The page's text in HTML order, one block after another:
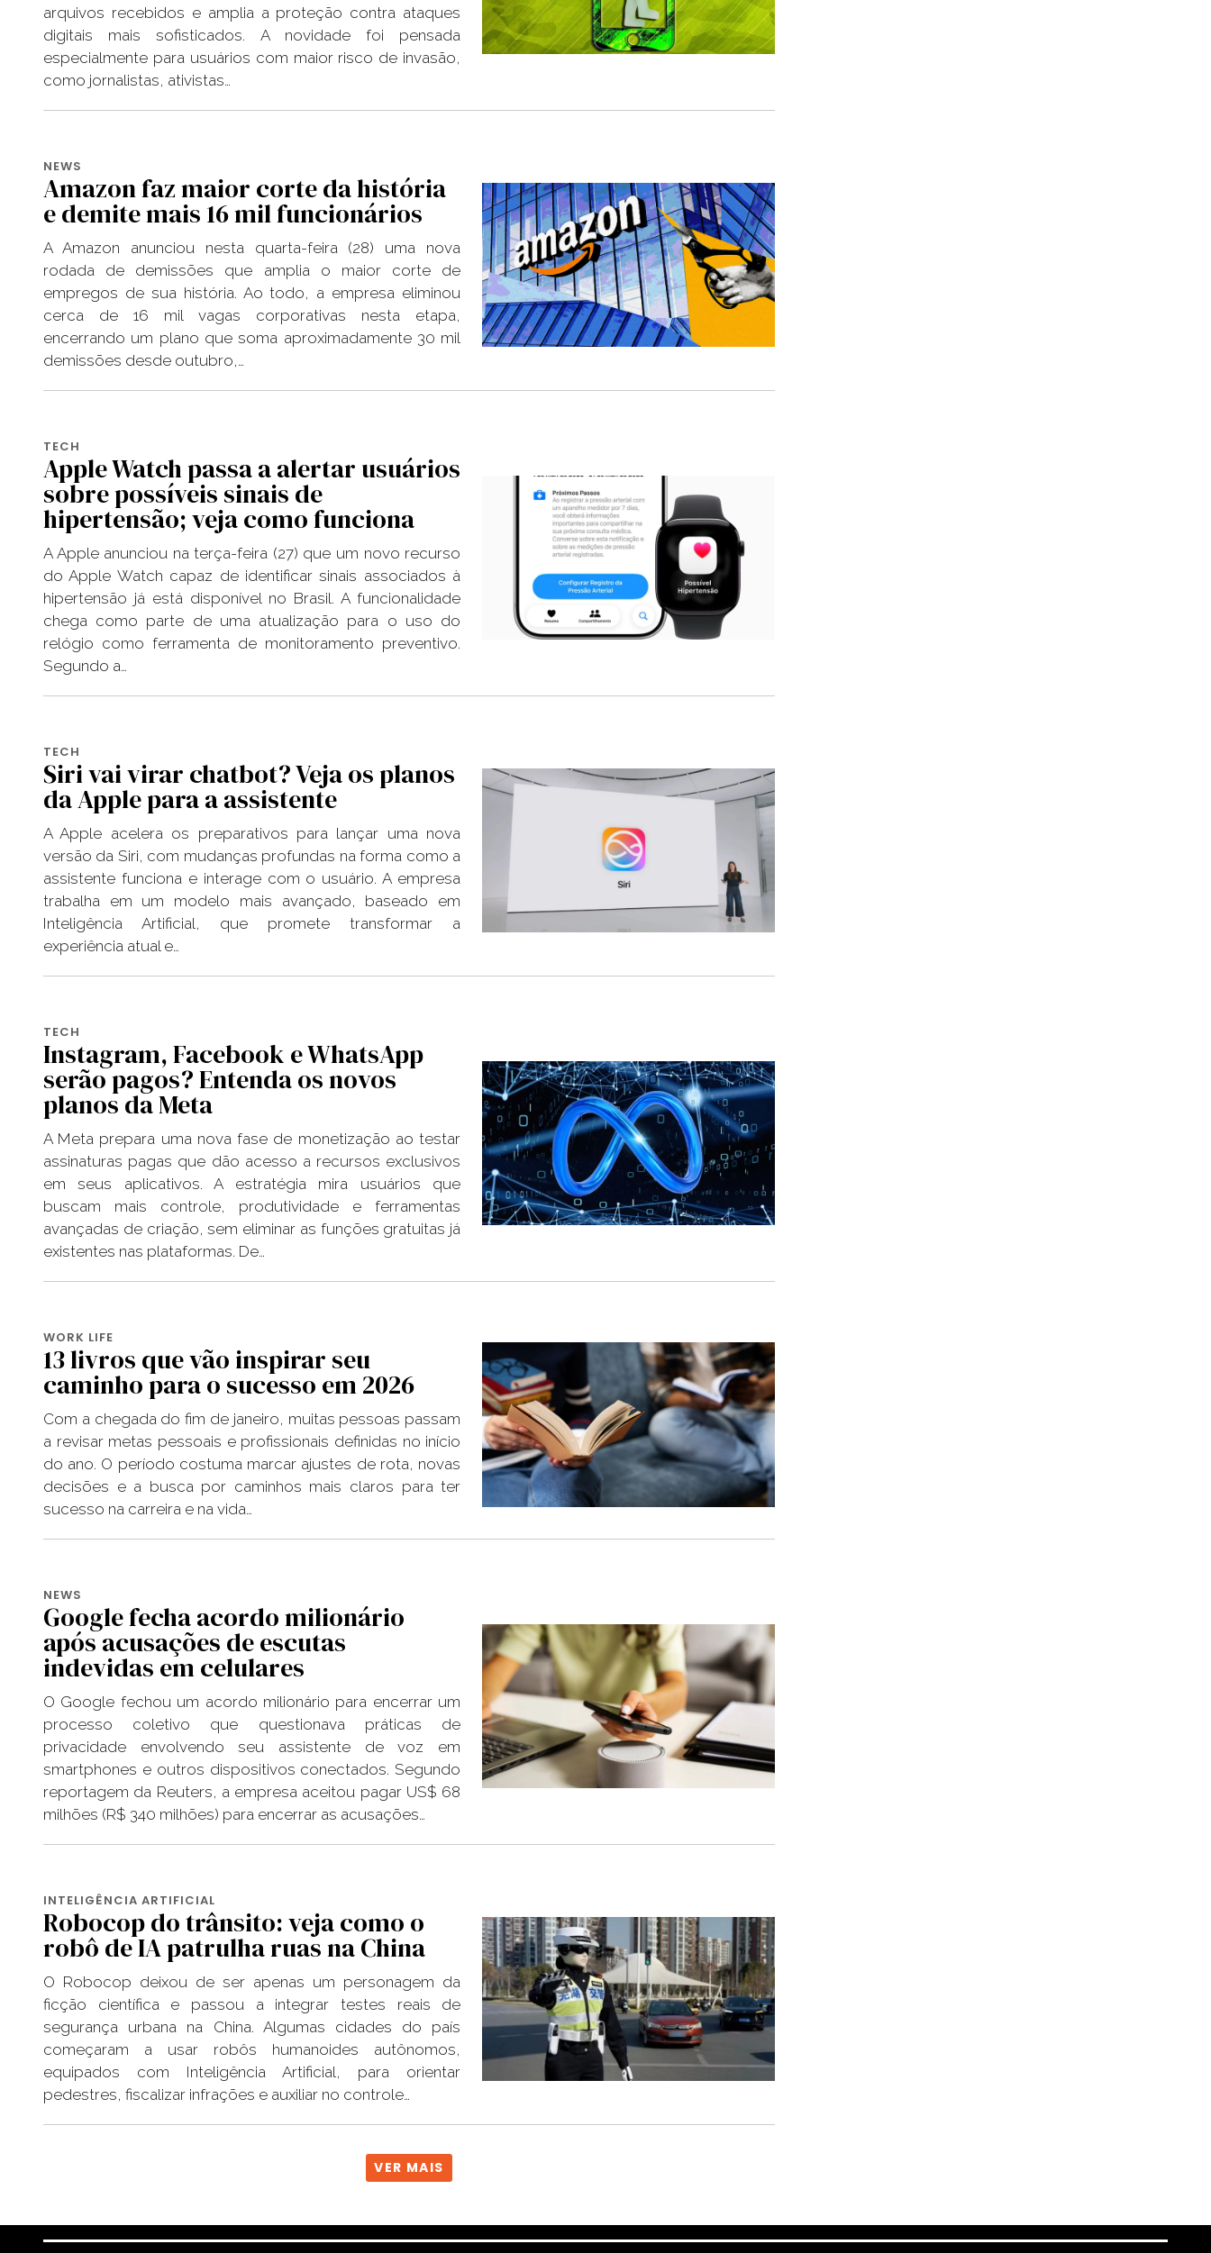
arquivos recebidos e amplia a proteção contra ataques
digitais mais sofisticados. A novidade foi pensada
especialmente para usuários com maior risco de invasão,
como jornalistas, ativistas…
NEWS
Amazon faz maior corte da história
e demite mais 16 mil funcionários
A Amazon anunciou nesta quarta-feira (28) uma nova
rodada de demissões que amplia o maior corte de
empregos de sua história. Ao todo, a empresa eliminou
cerca de 16 mil vagas corporativas nesta etapa,
encerrando um plano que soma aproximadamente 30 mil
demissões desde outubro,…
TECH
Apple Watch passa a alertar usuários
sobre possíveis sinais de
hipertensão; veja como funciona
A Apple anunciou na terça-feira (27) que um novo recurso
do Apple Watch capaz de identificar sinais associados à
hipertensão já está disponível no Brasil. A funcionalidade
chega como parte de uma atualização para o uso do
relógio como ferramenta de monitoramento preventivo.
Segundo a…
TECH
Siri vai virar chatbot? Veja os planos
da Apple para a assistente
A Apple acelera os preparativos para lançar uma nova
versão da Siri, com mudanças profundas na forma como a
assistente funciona e interage com o usuário. A empresa
trabalha em um modelo mais avançado, baseado em
Inteligência Artificial, que promete transformar a
experiência atual e…
TECH
Instagram, Facebook e WhatsApp
serão pagos? Entenda os novos
planos da Meta
A Meta prepara uma nova fase de monetização ao testar
assinaturas pagas que dão acesso a recursos exclusivos
em seus aplicativos. A estratégia mira usuários que
buscam mais controle, produtividade e ferramentas
avançadas de criação, sem eliminar as funções gratuitas já
existentes nas plataformas. De…
WORK LIFE
13 livros que vão inspirar seu
caminho para o sucesso em 2026
Com a chegada do fim de janeiro, muitas pessoas passam
a revisar metas pessoais e profissionais definidas no início
do ano. O período costuma marcar ajustes de rota, novas
decisões e a busca por caminhos mais claros para ter
sucesso na carreira e na vida…
NEWS
Google fecha acordo milionário
após acusações de escutas
indevidas em celulares
O Google fechou um acordo milionário para encerrar um
processo coletivo que questionava práticas de
privacidade envolvendo seu assistente de voz em
smartphones e outros dispositivos conectados. Segundo
reportagem da Reuters, a empresa aceitou pagar US$ 68
milhões (R$ 340 milhões) para encerrar as acusações…
INTELIGÊNCIA ARTIFICIAL
Robocop do trânsito: veja como o
robô de IA patrulha ruas na China
O Robocop deixou de ser apenas um personagem da
ficção científica e passou a integrar testes reais de
segurança urbana na China. Algumas cidades do país
começaram a usar robôs humanoides autônomos,
equipados com Inteligência Artificial, para orientar
pedestres, fiscalizar infrações e auxiliar no controle…
VER MAIS